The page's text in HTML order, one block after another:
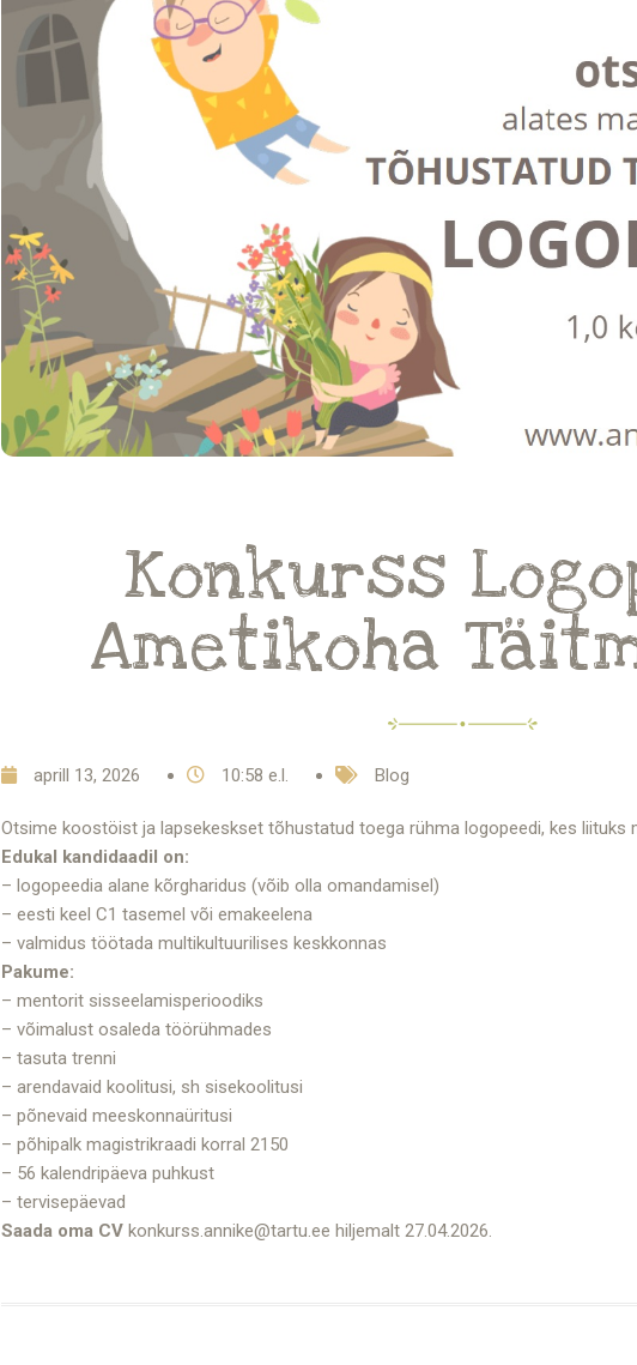
Konkurss
Ametikoha
aprill 13, 2026 10:58 e.l. Blog
Otsime koostöist ja lapsekeskset tõhustatud toega rühma logopeedi, kes liituks
Edukal kandidaadil on:
– logopeedia alane kõrgharidus (võib olla omandamisel)
– eesti keel C1 tasemel või emakeelena
– valmidus töötada multikultuurilises keskkonnas
Pakume:
– mentorit sisseelamisperioodiks
– võimalust osaleda töörühmades
– tasuta trenni
– arendavaid koolitusi, sh sisekoolitusi
– põnevaid meeskonnaüritusi
– põhipalk magistrikraadi korral 2150
– 56 kalendripäeva puhkust
– tervisepäevad
Saada oma CV konkurss.annike@tartu.ee hiljemalt 27.04.2026.